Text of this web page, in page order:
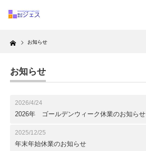
Home お知らせ
お知らせ
2026/4/24
2026年 ゴールデンウィーク休業のお知らせ
2025/12/25
年末年始休業のお知らせ